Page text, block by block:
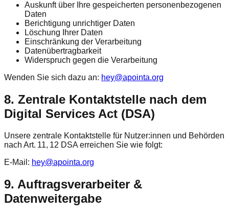
Auskunft über Ihre gespeicherten personenbezogenen
Daten
Berichtigung unrichtiger Daten
Löschung Ihrer Daten
Einschränkung der Verarbeitung
Datenübertragbarkeit
Widerspruch gegen die Verarbeitung
Wenden Sie sich dazu an: hey@apointa.org
8. Zentrale Kontaktstelle nach dem
Digital Services Act (DSA)
Unsere zentrale Kontaktstelle für Nutzer:innen und Behörden
nach Art. 11, 12 DSA erreichen Sie wie folgt:
E-Mail: hey@apointa.org
9. Auftragsverarbeiter &
Datenweitergabe